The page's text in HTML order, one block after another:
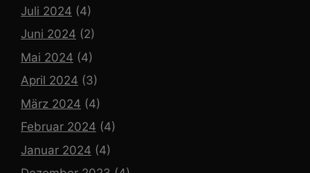
Juli 2024 (4)
Juni 2024 (2)
Mai 2024 (4)
April 2024 (3)
März 2024 (4)
Februar 2024 (4)
Januar 2024 (4)